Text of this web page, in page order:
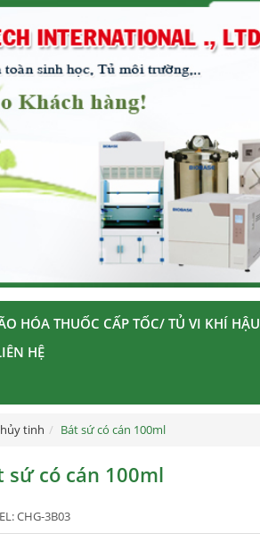
HÓA THUỐC CẤP TỐC/ TỦ VI KHÍ HẬU
HỆ
tinh Bát sứ có cán 100ml
sứ có cán 100ml
CHG-3B03